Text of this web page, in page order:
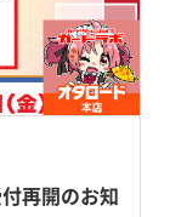
再開のお知